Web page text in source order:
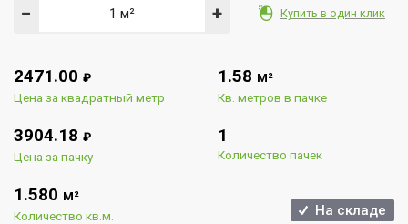
Купить в один клик
− +
2471.00 ₽
Цена за квадратный метр
1.58 М²
Кв. метров в пачке
3904.18 ₽
Цена за пачку
1
Количество пачек
1.580 М²
Количество кв.м. На складе